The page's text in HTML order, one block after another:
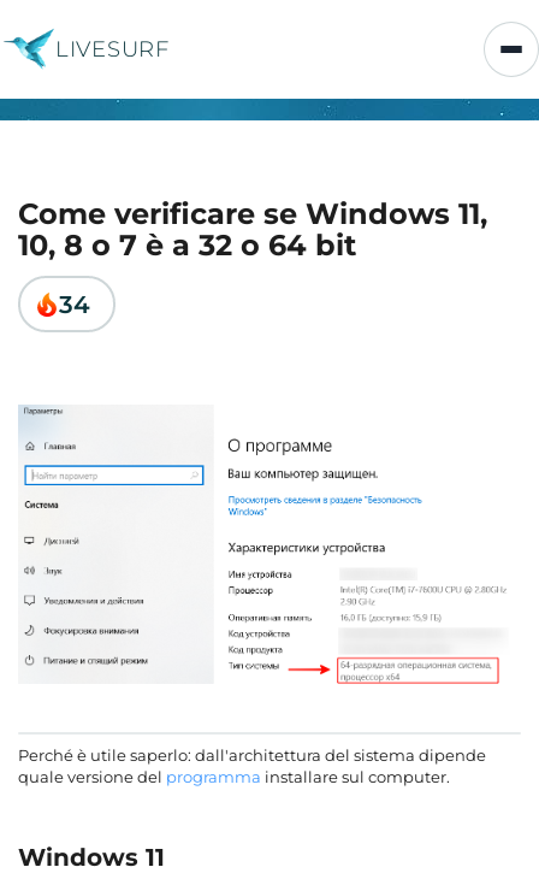
LIVESURF
Come verificare se Windows 11,
10, 8 o 7 è a 32 o 64 bit
34
Perché è utile saperlo: dall'architettura del sistema dipende
quale versione del programma installare sul computer.
Windows 11